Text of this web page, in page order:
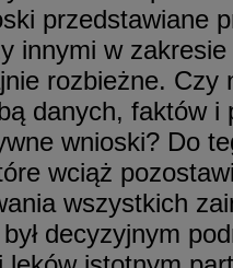
przedstawiane
innymi w
rozbieżne. Czy
danych, faktów i
wnioski? Do
wciąż
wszystkich
decyzyjnym